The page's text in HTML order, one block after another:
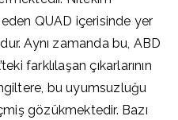
QUAD içerisinde yer
Aynı zamanda bu, ABD
farklılaşan çıkarlarının
bu uyumsuzluğu
gözükmektedir. Bazı